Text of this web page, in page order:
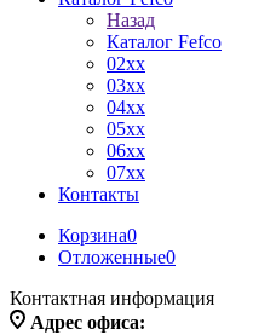
Назад
Каталог Fefco
02xx
03xx
04xx
05xx
06xx
07xx
Контакты
Корзина0
Отложенные0
Контактная информация
Адрес офиса: